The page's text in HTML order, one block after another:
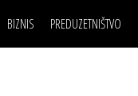
BIZNIS PREDUZETNIŠTVO
BIZNIS SCENA
BREND I